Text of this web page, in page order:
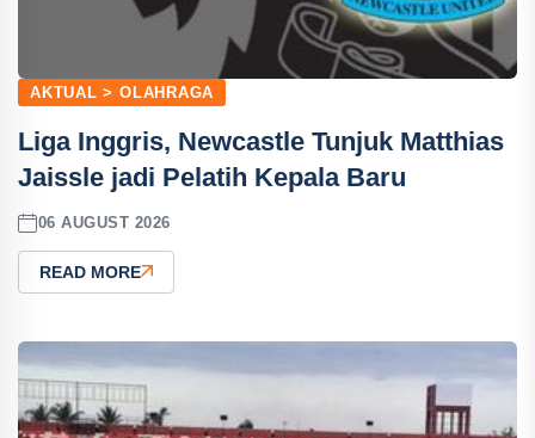
AKTUAL > OLAHRAGA
Liga Inggris, Newcastle Tunjuk Matthias
Jaissle jadi Pelatih Kepala Baru
06 AUGUST 2026
READ MORE